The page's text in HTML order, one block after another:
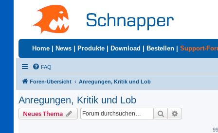
Home News Produkte Download Bestellen Support-
FAQ
Foren-Übersicht Anregungen, Kritik und Lob
Anregungen, Kritik und Lob
Neues Thema Suche